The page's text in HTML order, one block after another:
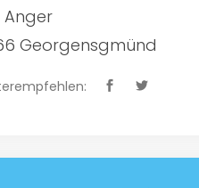
Anger
Georgensgmünd